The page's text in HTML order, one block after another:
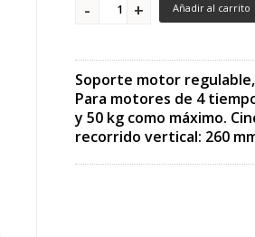
Añadir al carrito
Soporte motor
Para motores de 4
y 50 kg como máximo.
recorrido vertical: 260